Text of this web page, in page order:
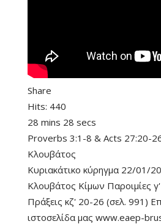
Share
Hits: 440
28 mins 28 secs
Proverbs 3:1-8 & Acts 27:20-
Κλουβάτος
Κυριακάτικο κύρηγμα 22/01/
Κλουβάτος Κίμων Παροιμίες
Πράξεις κζ' 20-26 (σελ. 991)
ιστοσελίδα μας www.eaep-